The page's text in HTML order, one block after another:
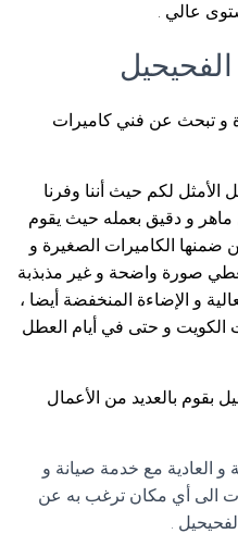
عالي .
و تبحث عن فني كاميرات
لكم حيث أننا وفرنا
و دقيق بعمله حيث يقوم
ضمنها الكاميرات الصغيرة و
صورة واضحة و غير مذبذبة
و الإضاءة المنخفضة أيضا ،
الكويت و حتى في أيام العطل
بقوم بالعديد من الأعمال
و العادية مع خدمة صيانة و
الى أي مكان ترغب به عن
.